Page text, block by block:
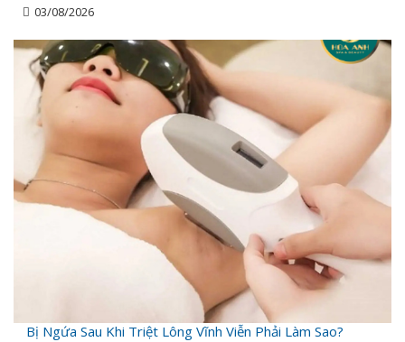
03/08/2026
Bị Ngứa Sau Khi Triệt Lông Vĩnh Viễn Phải Làm Sao?